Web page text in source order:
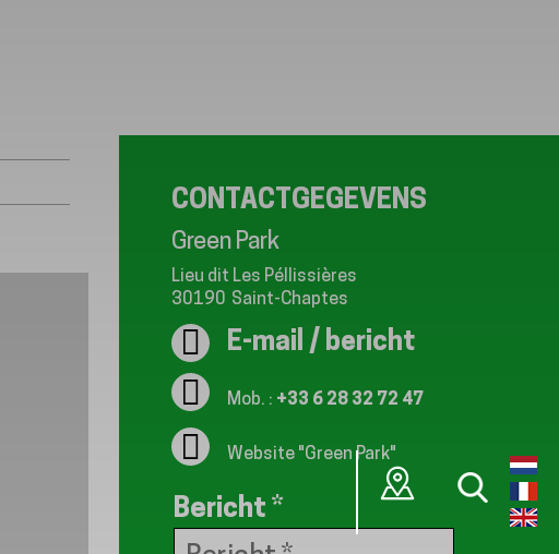
CONTACTGEGEVENS
Green Park
Lieu dit Les Péllissières
30190 Saint-Chaptes
E-mail / bericht
Mob. : +33 6 28 32 72 47
Website "Green Park"
Bericht *